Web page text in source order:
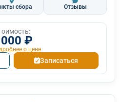
сбора Отзывы
₽
о цене
Записаться